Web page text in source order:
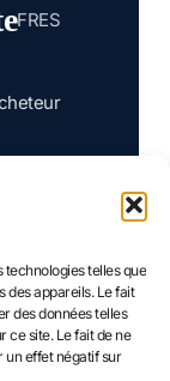
technologies telles que
des appareils. Le fait
des données telles
ce site. Le fait de ne
un effet négatif sur
FRES